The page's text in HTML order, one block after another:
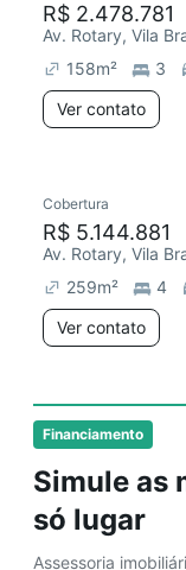
Financiamento
Simule as
só lugar
Assessoria
R$ 2.478.781
Av. Rotary, Vila
158m² 3
Ver contato
Chegou este mês
Cobertura
R$ 5.144.881
Av. Rotary, Vila
259m² 4
Ver contato